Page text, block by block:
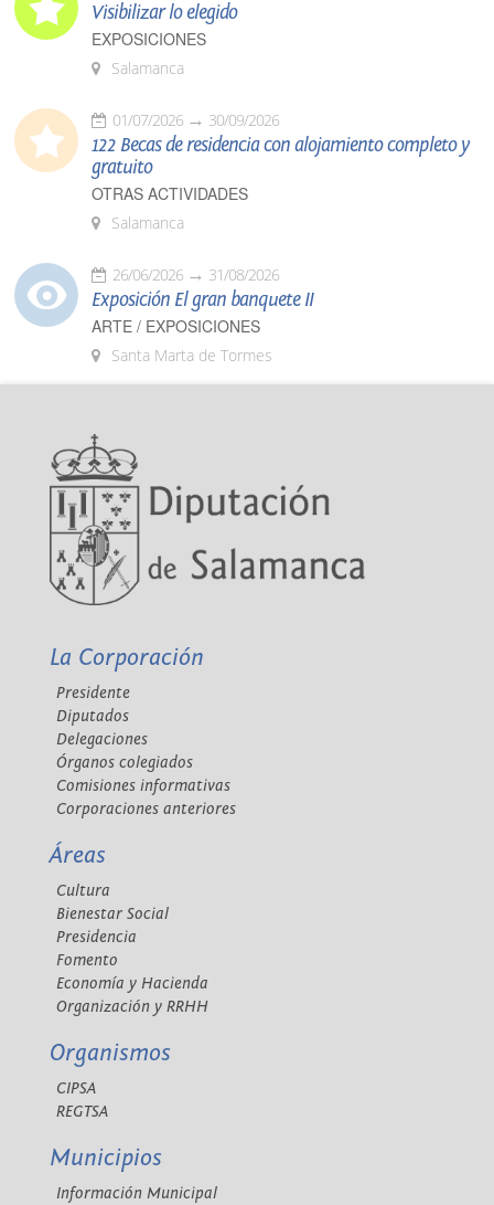
Visibilizar lo elegido
EXPOSICIONES
Salamanca
01/07/2026 30/09/2026
122 Becas de residencia con alojamiento completo y
gratuito
OTRAS ACTIVIDADES
Salamanca
26/06/2026 31/08/2026
Exposición El gran banquete II
ARTE / EXPOSICIONES
Santa Marta de Tormes
La Corporación
Presidente
Diputados
Delegaciones
Órganos colegiados
Comisiones informativas
Corporaciones anteriores
Áreas
Cultura
Bienestar Social
Presidencia
Fomento
Economía y Hacienda
Organización y RRHH
Organismos
CIPSA
REGTSA
Municipios
Información Municipal